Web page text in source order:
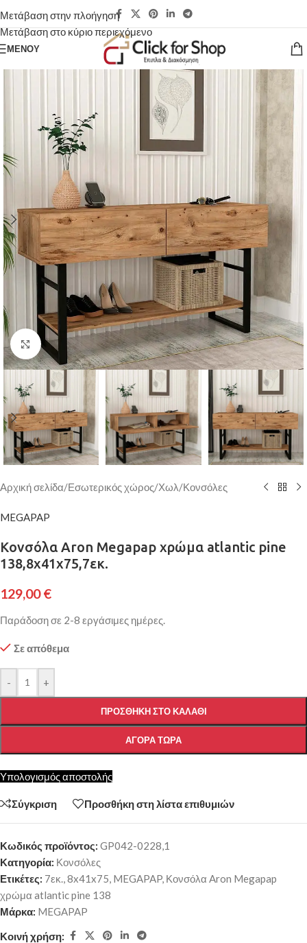
Μετάβαση στην πλοήγηση
Μετάβαση στο κύριο περιεχόμενο
ΜΕΝΟΎ
Κάντε κλικ για μεγέθυνση
Αρχική σελίδα/Εσωτερικός χώρος/Χωλ/Κονσόλες
MEGAPAP
Κονσόλα Aron Megapap χρώμα atlantic pine
138,8x41x75,7εκ.
129,00€
Παράδοση σε 2-8 εργάσιμες ημέρες.
Σε απόθεμα
- +
ΠΡΟΣΘΉΚΗ ΣΤΟ ΚΑΛΆΘΙ
ΑΓΟΡΆ ΤΏΡΑ
Υπολογισμός αποστολής
Σύγκριση Προσθήκη στη λίστα επιθυμιών
Κωδικός προϊόντος: GP042-0228,1
Κατηγορία: Κονσόλες
Ετικέτες: 7εκ.,8x41x75, MEGAPAP, Κονσόλα Aron Megapap
χρώμα atlantic pine 138
Μάρκα: MEGAPAP
Κοινή χρήση: